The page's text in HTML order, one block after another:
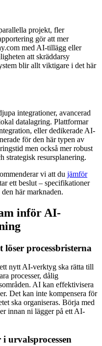
projekt, fler
gör att mer
med AI-tillägg eller
att skräddarsy
blir allt viktigare i det här
integrationer, avancerad
datalagring. Plattformar
eller dedikerade AI-
för den här typen av
men också mer robust
strategisk resursplanering.
vi att du jämför
ett beslut – specifikationer
här marknaden.
inför AI-
processbristerna
nytt AI-verktyg ska rätta till
processer, dålig
AI kan effektivisera
Det kan inte kompensera för
ska organiseras. Börja med
innan ni lägger på ett AI-
urvalsprocessen